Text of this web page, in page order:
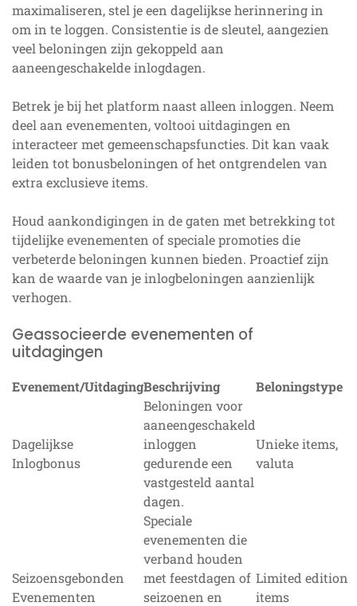
maximaliseren, stel je een dagelijkse herinnering in
om in te loggen. Consistentie is de sleutel, aangezien
veel beloningen zijn gekoppeld aan
aaneengeschakelde inlogdagen.
Betrek je bij het platform naast alleen inloggen. Neem
deel aan evenementen, voltooi uitdagingen en
interacteer met gemeenschapsfuncties. Dit kan vaak
leiden tot bonusbeloningen of het ontgrendelen van
extra exclusieve items.
Houd aankondigingen in de gaten met betrekking tot
tijdelijke evenementen of speciale promoties die
verbeterde beloningen kunnen bieden. Proactief zijn
kan de waarde van je inlogbeloningen aanzienlijk
verhogen.
Geassocieerde evenementen of
uitdagingen
Evenement/UitdagingBeschrijving Beloningstype
Dagelijkse
Inlogbonus
Beloningen voor
aaneengeschakeld
inloggen
gedurende een
vastgesteld aantal
dagen.
Unieke items,
valuta
Seizoensgebonden
Evenementen
Speciale
evenementen die
verband houden
met feestdagen of
seizoenen en
Limited edition
items